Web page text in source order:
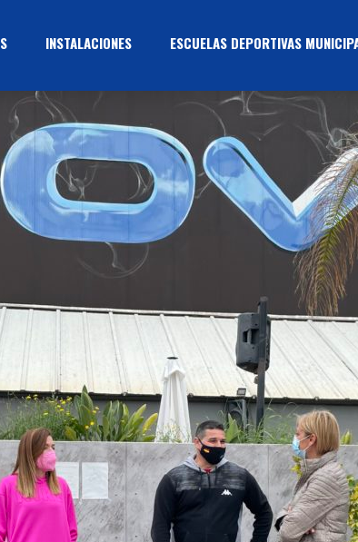
INSTALACIONES ESCUELAS DEPORTIVAS